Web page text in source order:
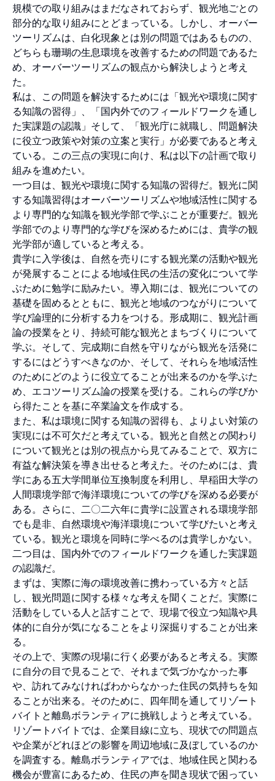
規模での取り組みはまだなされておらず、観光地ごとの
部分的な取り組みにとどまっている。しかし、オーバー
ツーリズムは、白化現象とは別の問題ではあるものの、
どちらも珊瑚の生息環境を改善するための問題であるた
め、オーバーツーリズムの観点から解決しようと考え
た。
私は、この問題を解決するためには「観光や環境に関す
る知識の習得」、「国内外でのフィールドワークを通し
た実課題の認識」そして、「観光庁に就職し、問題解決
に役立つ政策や対策の立案と実行」が必要であると考え
ている。この三点の実現に向け、私は以下の計画で取り
組みを進めたい。
一つ目は、観光や環境に関する知識の習得だ。観光に関
する知識習得はオーバーツーリズムや地域活性に関する
より専門的な知識を観光学部で学ぶことが重要だ。観光
学部でのより専門的な学びを深めるためには、貴学の観
光学部が適していると考える。
貴学に入学後は、自然を売りにする観光業の活動や観光
が発展することによる地域住民の生活の変化について学
ぶために勉学に励みたい。導入期には、観光についての
基礎を固めるとともに、観光と地域のつながりについて
学び論理的に分析する力をつける。形成期に、観光計画
論の授業をとり、持続可能な観光とまちづくりについて
学ぶ。そして、完成期に自然を守りながら観光を活発に
するにはどうすべきなのか、そして、それらを地域活性
のためにどのように役立てることが出来るのかを学ぶた
め、エコツーリズム論の授業を受ける。これらの学びか
ら得たことを基に卒業論文を作成する。
また、私は環境に関する知識の習得も、よりよい対策の
実現には不可欠だと考えている。観光と自然との関わり
について観光とは別の視点から見てみることで、双方に
有益な解決策を導き出せると考えた。そのためには、貴
学にある五大学間単位互換制度を利用し、早稲田大学の
人間環境学部で海洋環境についての学びを深める必要が
ある。さらに、二〇二六年に貴学に設置される環境学部
でも是非、自然環境や海洋環境について学びたいと考え
ている。観光と環境を同時に学べるのは貴学しかない。
二つ目は、国内外でのフィールドワークを通した実課題
の認識だ。
まずは、実際に海の環境改善に携わっている方々と話
し、観光問題に関する様々な考えを聞くことだ。実際に
活動をしている人と話すことで、現場で役立つ知識や具
体的に自分が気になることをより深掘りすることが出来
る。
その上で、実際の現場に行く必要があると考える。実際
に自分の目で見ることで、それまで気づかなかった事
や、訪れてみなければわからなかった住民の気持ちを知
ることが出来る。そのために、四年間を通してリゾート
バイトと離島ボランティアに挑戦しようと考えている。
リゾートバイトでは、企業目線に立ち、現状での問題点
や企業がどれほどの影響を周辺地域に及ぼしているのか
を調査する。離島ボランティアでは、地域住民と関わる
機会が豊富にあるため、住民の声を聞き現状で困ってい